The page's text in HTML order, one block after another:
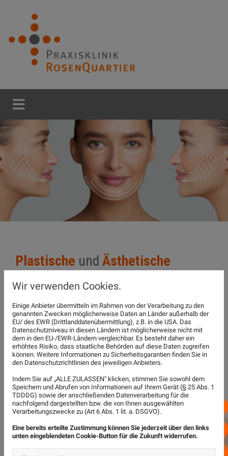
Plastische und Ästhetische
Chirurgie in der Praxisklinik
Hannover
Lidstraffung (Blepharoplastik)
Nasenkorrektur (Rhinoplastik)
Ohranlegeplastik (Otoplastik)
Kinnplastik (Genioplastik)
Behandlung von Gesichtsfalten (Botulinumtoxin,
Filler)
E-
Wir verwenden Cookies.
Einige Anbieter übermitteln im Rahmen von der Verarbeitung zu den
genannten Zwecken möglicherweise Daten an Länder außerhalb der
EU/ des EWR (Drittlanddatenübermittlung), z.B. in die USA. Das
Datenschutzniveau in diesen Ländern ist möglicherweise nicht mit
dem in den EU-/EWR-Ländern vergleichbar. Es besteht daher ein
erhöhtes Risiko, dass staatliche Behörden auf diese Daten zugreifen
können. Weitere Informationen zu Sicherheitsgarantien finden Sie in
den Datenschutzrichtlinien des jeweiligen Anbieters.
Indem Sie auf „ALLE ZULASSEN" klicken, stimmen Sie sowohl dem
Speichern und Abrufen von Informationen auf Ihrem Gerät (§ 25 Abs. 1
TDDDG) sowie der anschließenden Datenverarbeitung für die
nachfolgend dargestellten bzw. die von Ihnen ausgewählten
Verarbeitungszwecke zu (Art 6 Abs. 1 lit. a. DSGVO).
Eine bereits erteilte Zustimmung können Sie jederzeit über den links
unten eingeblendeten Cookie-Button für die Zukunft widerrufen.